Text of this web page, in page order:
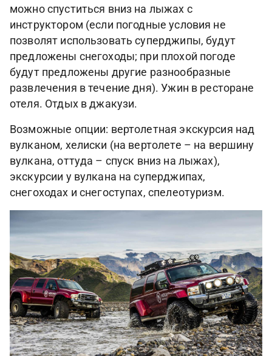
можно спуститься вниз на лыжах с
инструктором (если погодные условия не
позволят использовать суперджипы, будут
предложены снегоходы; при плохой погоде
будут предложены другие разнообразные
развлечения в течение дня). Ужин в ресторане
отеля. Отдых в джакузи.
Возможные опции: вертолетная экскурсия над
вулканом, хелиски (на вертолете – на вершину
вулкана, оттуда – спуск вниз на лыжах),
экскурсии у вулкана на суперджипах,
снегоходах и снегоступах, спелеотуризм.